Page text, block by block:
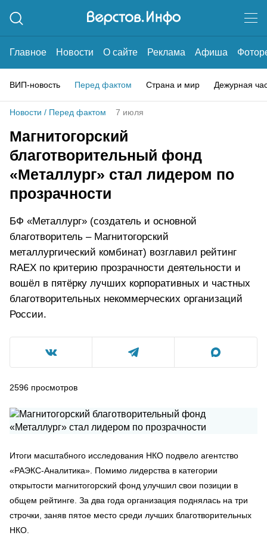
Главное Новости О сайте Реклама Афиша
ВИП-новость Перед фактом Страна и мир Дежурная
Новости / Перед фактом 7 июля
Магнитогорский
благотворительный фонд
«Металлург» стал лидером по
прозрачности
БФ «Металлург» (создатель и основной
благотворитель – Магнитогорский
металлургический комбинат) возглавил рейтинг
RAEX по критерию прозрачности деятельности и
вошёл в пятёрку лучших корпоративных и частных
благотворительных некоммерческих организаций
России.
2596 просмотров
Итоги масштабного исследования НКО подвело агентство
«РАЭКС-Аналитика». Помимо лидерства в категории
открытости магнитогорский фонд улучшил свои позиции в
общем рейтинге. За два года организация поднялась на три
строчки, заняв пятое место среди лучших благотворительных
НКО.